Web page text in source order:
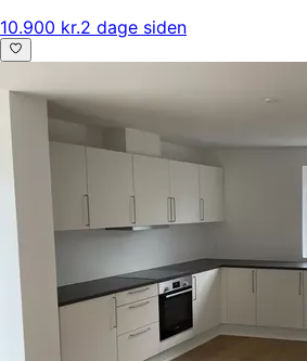
10.900 kr.2 dage siden